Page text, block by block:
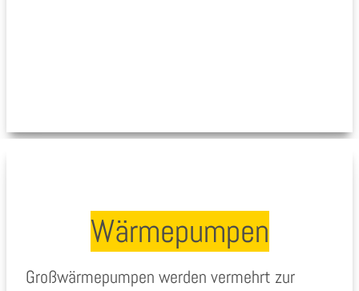
Wärmepumpen
Großwärmepumpen werden vermehrt zur